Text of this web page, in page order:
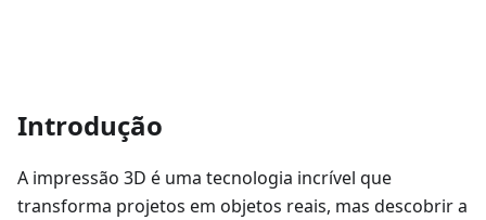
Introdução
A impressão 3D é uma tecnologia incrível que
transforma projetos em objetos reais, mas descobrir a